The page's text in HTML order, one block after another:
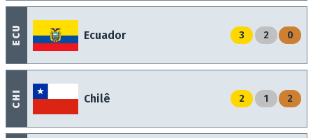
CHI Chilê 2 1 2
ECU Ecuador 3 2 0